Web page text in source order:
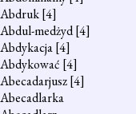
Abdruk[4]
Abdul-medżyd[4]
Abdykacja[4]
Abdykować [4]
Abecadarjusz[4]
Abecadlarka